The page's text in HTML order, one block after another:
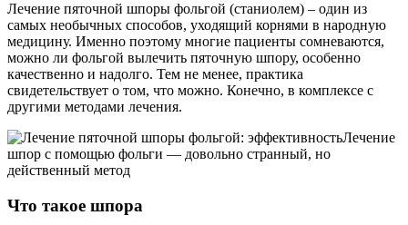
Лечение пяточной шпоры фольгой (станиолем) – один из
самых необычных способов, уходящий корнями в народную
медицину. Именно поэтому многие пациенты сомневаются,
можно ли фольгой вылечить пяточную шпору, особенно
качественно и надолго. Тем не менее, практика
свидетельствует о том, что можно. Конечно, в комплексе с
другими методами лечения.
Лечение
шпор с помощью фольги — довольно странный, но
действенный метод
Что такое шпора